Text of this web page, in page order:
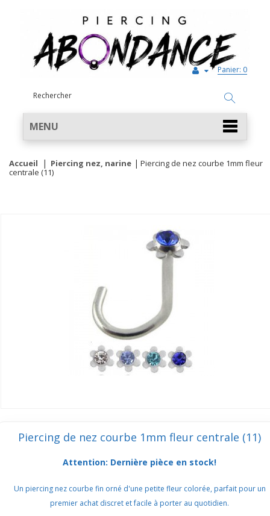
Panier: 0
MENU
Accueil Piercing nez, narine
Piercing de nez courbe 1mm fleur
centrale (11)
Piercing de nez courbe 1mm fleur centrale (11)
Attention: Dernière pièce en stock!
Un piercing nez courbe fin orné d'une petite fleur colorée, parfait pour un
premier achat discret et facile à porter au quotidien.